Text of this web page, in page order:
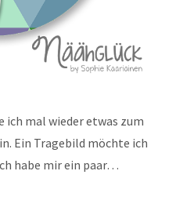
ich mal wieder etwas zum
Ein Tragebild möchte ich
habe mir ein paar…